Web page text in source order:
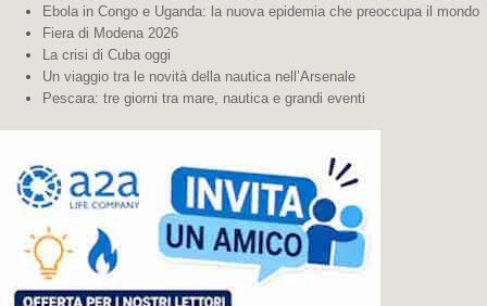
Ebola in Congo e Uganda: la nuova epidemia che preoccupa il mondo
Fiera di Modena 2026
La crisi di Cuba oggi
Un viaggio tra le novità della nautica nell’Arsenale
Pescara: tre giorni tra mare, nautica e grandi eventi